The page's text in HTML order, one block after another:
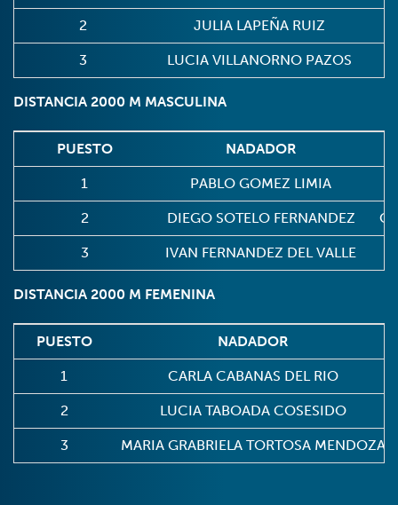
2 JULIA LAPEÑA RUIZ
3 LUCIA VILLANORNO PAZOS
DISTANCIA 2000 M MASCULINA
PUESTO NADADOR
1 PABLO GOMEZ LIMIA
2 DIEGO SOTELO FERNANDEZ
3 IVAN FERNANDEZ DEL VALLE
DISTANCIA 2000 M FEMENINA
PUESTO NADADOR
1 CARLA CABANAS DEL RIO
2 LUCIA TABOADA COSESIDO
3 MARIA GRABRIELA TORTOSA MENDOZA